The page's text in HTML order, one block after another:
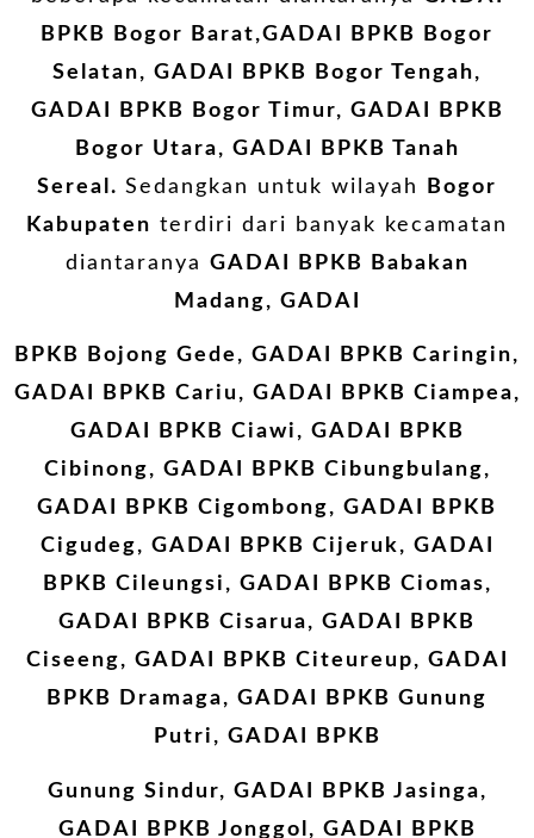
BPKB
Bogor Barat,GADAI BPKB Bogor
Selatan, GADAI BPKB Bogor Tengah,
GADAI BPKB Bogor Timur, GADAI BPKB
Bogor Utara, GADAI BPKB Tanah
Sereal. Sedangkan untuk wilayah
Bogor
Kabupaten terdiri dari banyak kecamatan
diantaranya GADAI BPKB
Babakan
Madang, GADAI
BPKB Bojong Gede, GADAI BPKB Caringin,
GADAI BPKB Cariu, GADAI BPKB Ciampea,
GADAI BPKB Ciawi, GADAI BPKB
Cibinong, GADAI BPKB Cibungbulang,
GADAI BPKB Cigombong, GADAI BPKB
Cigudeg, GADAI BPKB Cijeruk, GADAI
BPKB Cileungsi, GADAI BPKB Ciomas,
GADAI BPKB Cisarua, GADAI BPKB
Ciseeng, GADAI BPKB Citeureup, GADAI
BPKB Dramaga, GADAI BPKB Gunung
Putri, GADAI BPKB
Gunung Sindur, GADAI BPKB Jasinga,
GADAI BPKB Jonggol, GADAI BPKB